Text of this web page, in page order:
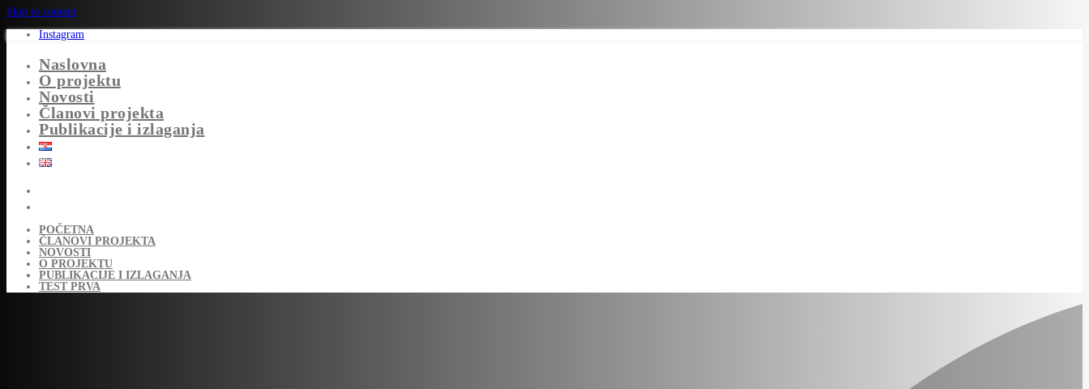
Skip to content
Instagram
Naslovna
O projektu
Novosti
Članovi projekta
Publikacije i izlaganja
POČETNA
ČLANOVI PROJEKTA
NOVOSTI
O PROJEKTU
PUBLIKACIJE I IZLAGANJA
TEST PRVA